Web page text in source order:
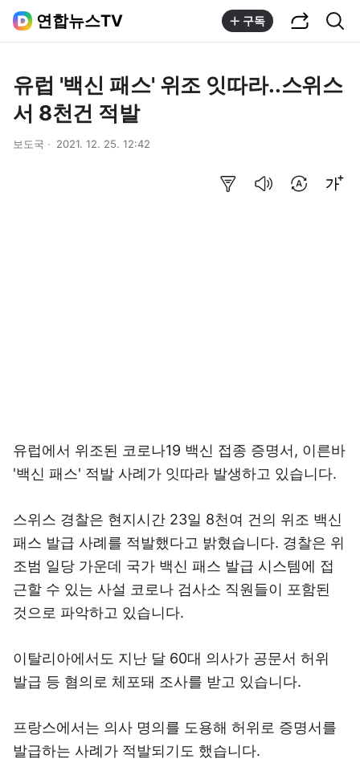
연합뉴스TV 구독
유럽 '백신 패스' 위조 잇따라..스위스
서 8천건 적발
보도국 2021. 12. 25. 12:42
유럽에서 위조된 코로나19 백신 접종 증명서, 이른바
'백신 패스' 적발 사례가 잇따라 발생하고 있습니다.
스위스 경찰은 현지시간 23일 8천여 건의 위조 백신
패스 발급 사례를 적발했다고 밝혔습니다. 경찰은 위
조범 일당 가운데 국가 백신 패스 발급 시스템에 접
근할 수 있는 사설 코로나 검사소 직원들이 포함된
것으로 파악하고 있습니다.
이탈리아에서도 지난 달 60대 의사가 공문서 허위
발급 등 혐의로 체포돼 조사를 받고 있습니다.
프랑스에서는 의사 명의를 도용해 허위로 증명서를
발급하는 사례가 적발되기도 했습니다.